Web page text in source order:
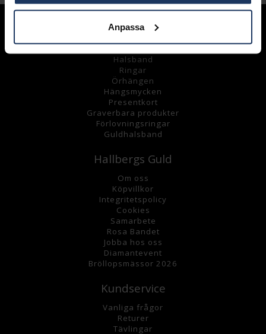
Anpassa
Sortiment
Halsband
Ringar
Örhängen
Hängsmycken
Presentkort
Graverbara produkter
Förlovningsringar
Guldhalsband
Hallbergs Guld
Om oss
Köpvillkor
Integritetspolicy
Cookies
Samarbete
Rosa Bandet
Jobba hos oss
Diamantevent
Bröllopsmässor 2026
Kundservice
Vanliga frågor
Returer
Tävlingar